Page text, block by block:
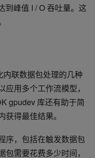
到峰值 I / O 吞吐量。这
联数据包处理的几种
用多个工作流模型，
gpudev 库还有助于简
得最佳结果。
序，包括在触发数据包
需要花费多少时间，